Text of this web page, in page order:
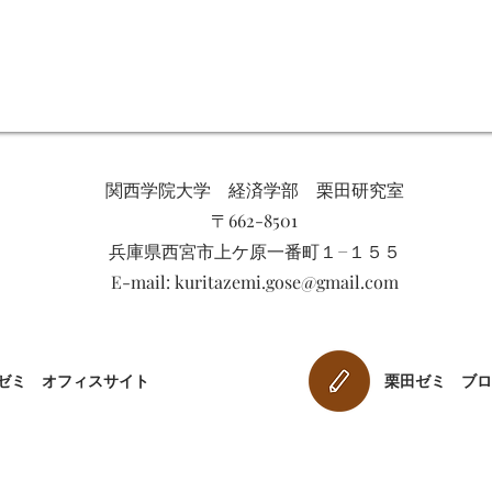
関西学院大学 経済学部 栗田研究室
〒662-8501
兵庫県西宮市上ケ原一番町１−１５５
E-mail: kuritazemi.gose@gmail.com
ミ オフィスサイト 栗田ゼミ ブ